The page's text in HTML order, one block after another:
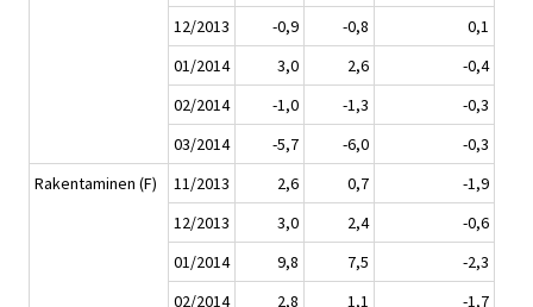
12/2013
-0,9 -0,8
0,1
01/2014
3,0 2,6
-0,4
02/2014
-1,0 -1,3
-0,3
03/2014
-5,7 -6,0
-0,3
Rakentaminen (F)
11/2013 2,6 0,7
-1,9
12/2013
3,0 2,4
-0,6
01/2014
9,8 7,5
-2,3
02/2014
2,8 1,1
-1,7